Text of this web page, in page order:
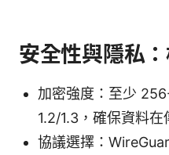
安全性與隱私
加密強度：至少
1.2/1.3，確保資料在
協議選擇：